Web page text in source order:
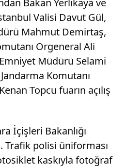
Valisi Davut Gül,
Mahmut Demirtaş,
Orgeneral Ali
Müdürü Selami
Komutanı
Topcu fuarın açılış
İçişleri Bakanlığı
Trafik polisi üniforması
kaskıyla fotoğraf